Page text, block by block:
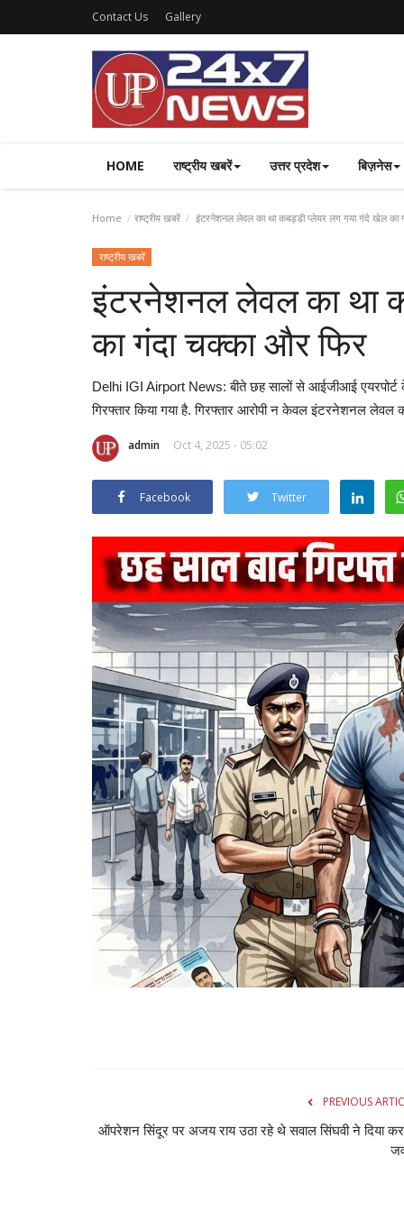
Contact Us Gallery
HOME राष्ट्रीय खबरें उत्तर प्रदेश बिज़नेस
Home राष्ट्रीय खबरें इंटरनेशनल लेवल का था कबड्डी प्लेयर लग गया गंदे खेल का
राष्ट्रीय खबरें
इंटरनेशनल लेवल का था
का गंदा चक्‍का और फिर
Delhi IGI Airport News: बीते छह सालों से आईजीआई
गिरफ्तार किया गया है. गिरफ्तार आरोपी न केवल इंटरनेशनल लेवल
admin Oct 4, 2025 - 05:02
Facebook Twitter
PREVIOUS
ऑपरेशन सिंदूर पर अजय राय उठा रहे थे सवाल सिंघवी ने दिया